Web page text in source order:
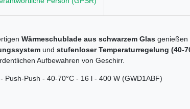
Wärmeschublade aus schwarzem Glas genießen
und stufenloser Temperaturregelung (40-
Aufbewahren von Geschirr.
Push-Push - 40-70°C - 16 l - 400 W (GWD1ABF)